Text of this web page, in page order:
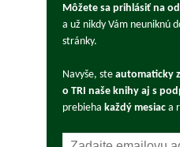
Môžete sa prihlásiť na
a už nikdy Vám neuniknú
stránky.
Navyše, ste automaticky
o TRI naše knihy aj s
prebieha každý mesiac a